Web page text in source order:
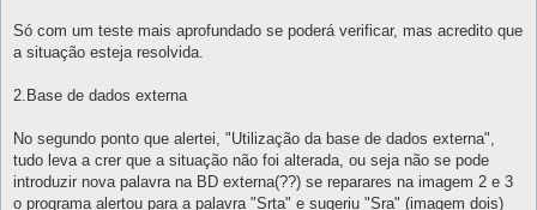
Só com um teste mais aprofundado se poderá verificar, mas acredito que
a situação esteja resolvida.
2.Base de dados externa
No segundo ponto que alertei, "Utilização da base de dados externa",
tudo leva a crer que a situação não foi alterada, ou seja não se pode
introduzir nova palavra na BD externa(??) se reparares na imagem 2 e 3
o programa alertou para a palavra "Srta" e sugeriu "Sra" (imagem dois)